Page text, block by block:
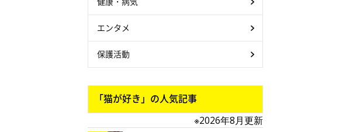
エンタメ
保護活動
「猫が好き」の人気記事
※2026年8月更新